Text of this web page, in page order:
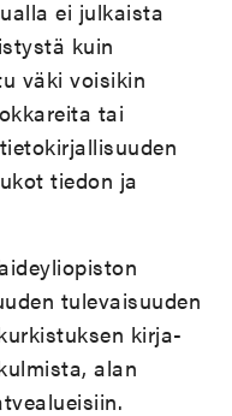
ei julkaista
kuin
väki voisikin
tai
tiedon ja
tulevaisuuden
kirja-
alan